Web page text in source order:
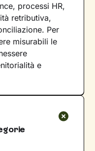
processi HR,
retributiva,
Per
misurabili le
e